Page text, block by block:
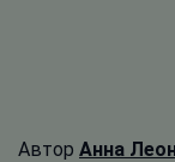
Автор Анна